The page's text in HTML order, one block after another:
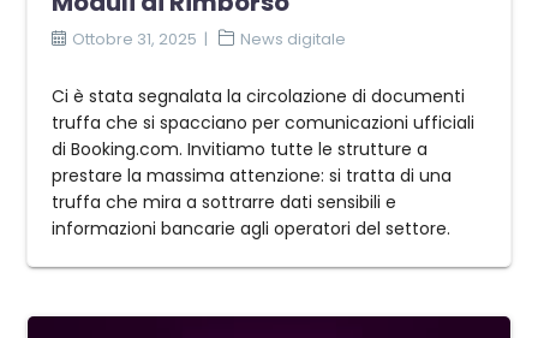
Ottobre 31, 2025 News digitale
Ci è stata segnalata la circolazione di documenti
truffa che si spacciano per comunicazioni ufficiali
di Booking.com. Invitiamo tutte le strutture a
prestare la massima attenzione: si tratta di una
truffa che mira a sottrarre dati sensibili e
informazioni bancarie agli operatori del settore.